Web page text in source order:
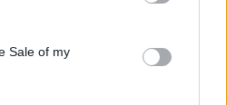
and its third-party tags to
purposes in below Google
Sale of my
τα σύκα;